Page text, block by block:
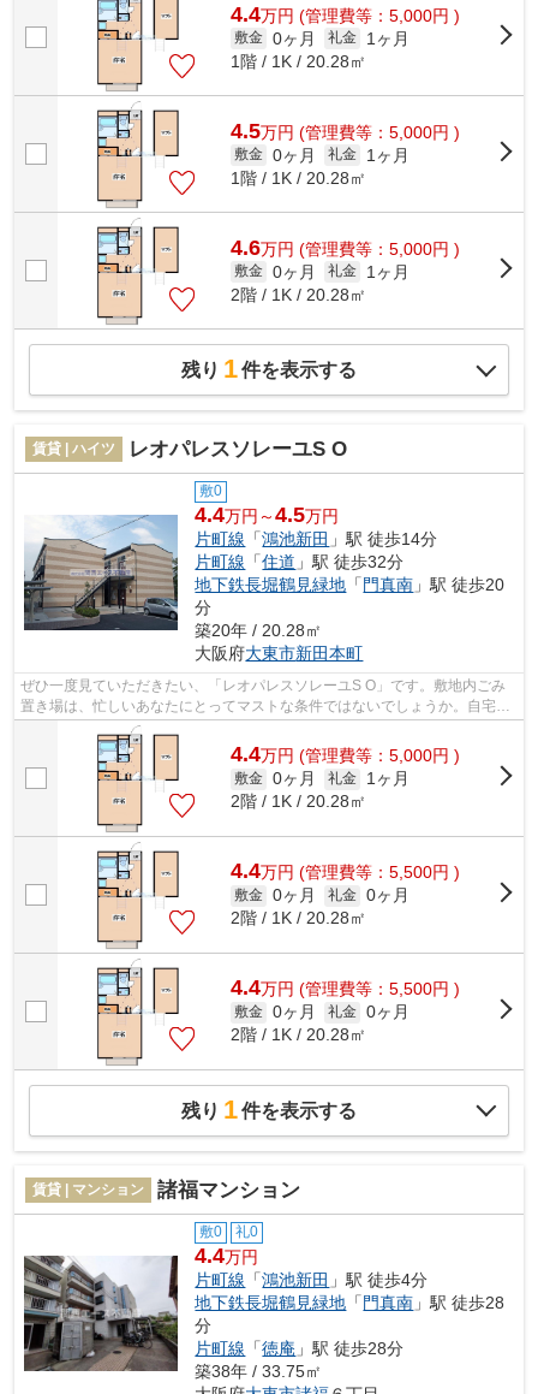
4.4万円 (管理費等：5,000円 )
敷金 0ヶ月 礼金
1ヶ月
1階 / 1K / 20.28㎡
4.5万円 (管理費等：5,000円 )
敷金 0ヶ月 礼金
1ヶ月
1階 / 1K / 20.28㎡
4.6万円 (管理費等：5,000円 )
敷金 0ヶ月 礼金
1ヶ月
2階 / 1K / 20.28㎡
残り 1件を表示する
賃貸 | ハイツ レオパレスソレーユS O
敷0
4.4万円～4.5万円
片町線 「鴻池新田 」駅 徒歩14分
片町線 「住道 」駅 徒歩32分
地下鉄長堀鶴見緑地 「 門真南 」駅 徒歩20
分
築20年 / 20.28㎡
大阪府大東市新田本町
ぜひ一度見ていただきたい、「レオパレスソレーユS O」です。敷地内ごみ
置き場は、忙しいあなたにとってマストな条件ではないでしょうか。自宅の
最寄り駅が2つある2駅利用可の物件です...
4.4万円 (管理費等：5,000円 )
敷金 0ヶ月 礼金
1ヶ月
2階 / 1K / 20.28㎡
4.4万円 (管理費等：5,500円 )
敷金 0ヶ月 礼金 0ヶ月
2階 / 1K / 20.28㎡
4.4万円 (管理費等：5,500円 )
敷金 0ヶ月 礼金 0ヶ月
2階 / 1K / 20.28㎡
残り 1件を表示する
賃貸 | マンション 諸福マンション
敷0 礼0
4.4万円
片町線 「鴻池新田 」駅 徒歩4分
地下鉄長堀鶴見緑地 「 門真南 」駅 徒歩28
分
片町線 「徳庵 」駅 徒歩28分
築38年 / 33.75㎡